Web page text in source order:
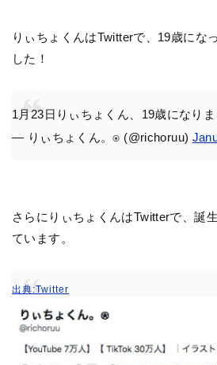
りぃちょくんはTwitterで、19歳にな
した！
1月23日りぃちょくん、19歳になりま
— りぃちょくん。⍟ (@richoruu)
さらにりぃちょくんはTwitterで、誕
ています。
出典:Twitter